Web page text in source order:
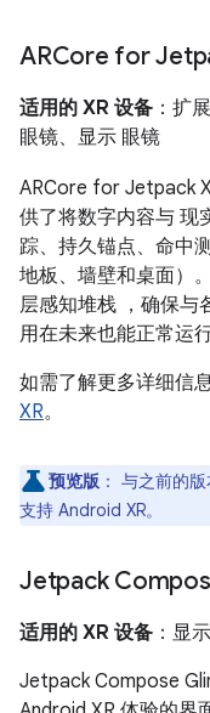
ARCore for
适用的 XR 设备 ：扩
眼镜、显示 眼镜
ARCore for Jetpack
供了将数字内容与 现
踪、持久锚点、命中
地板、墙壁和桌面）
层感知堆栈 ，确保与
用在未来也能正常运行
如需了解更多详细信
XR。
预览版 ： 与之前的
支持 Android XR。
Jetpack
适用的 XR 设备 ：显
Jetpack Compose